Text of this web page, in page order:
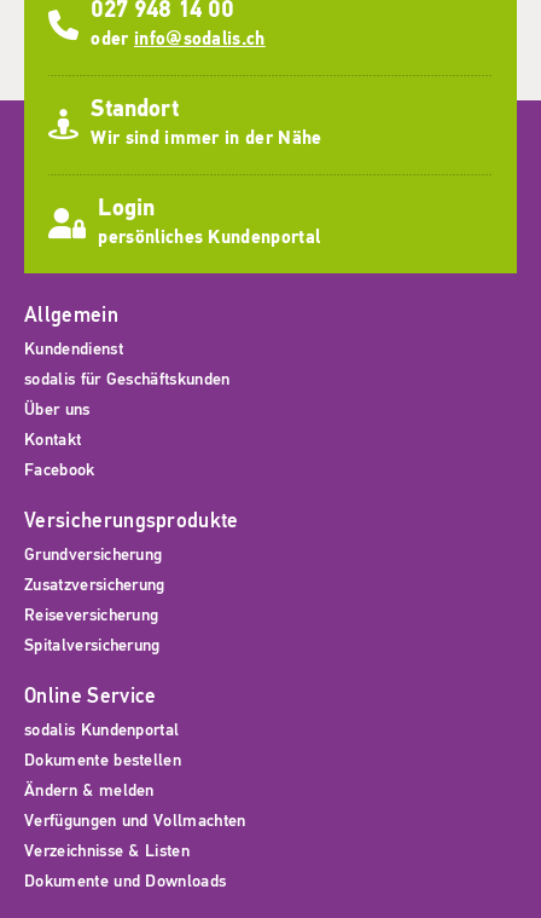
027 948 14 00
oder info@sodalis.ch
Standort
Wir sind immer in der Nähe
Login
persönliches Kundenportal
Allgemein
Kundendienst
sodalis für Geschäftskunden
Über uns
Kontakt
Facebook
Versicherungsprodukte
Grundversicherung
Zusatzversicherung
Reiseversicherung
Spitalversicherung
Online Service
sodalis Kundenportal
Dokumente bestellen
Ändern & melden
Verfügungen und Vollmachten
Verzeichnisse & Listen
Dokumente und Downloads